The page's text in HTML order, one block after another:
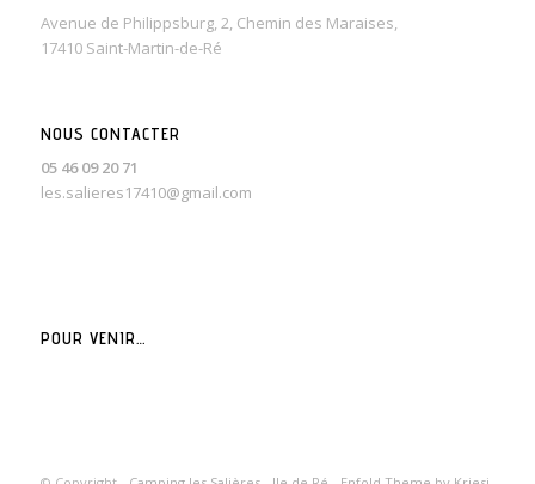
Avenue de Philippsburg, 2, Chemin des Maraises,
17410 Saint-Martin-de-Ré
NOUS CONTACTER
05 46 09 20 71
les.salieres17410@gmail.com
POUR VENIR…